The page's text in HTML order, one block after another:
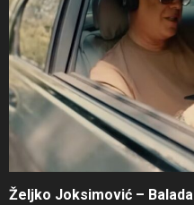
Željko Joksimović – Balada